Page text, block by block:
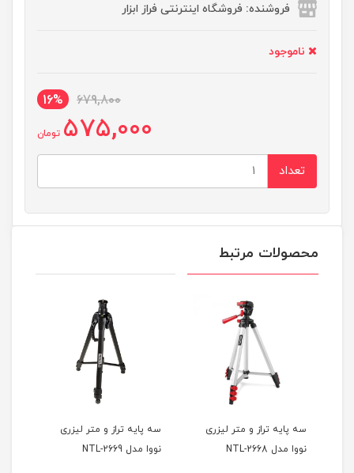
فروشنده: فروشگاه اینترنتی فراز ابزار
ناموجود
679,800
16%
575,000 تومان
تعداد
محصولات مرتبط
سه پایه تراز و متر لیزری
نووا مدل NTL-2668
سه پایه تراز و متر لیزری
نووا مدل NTL-2669